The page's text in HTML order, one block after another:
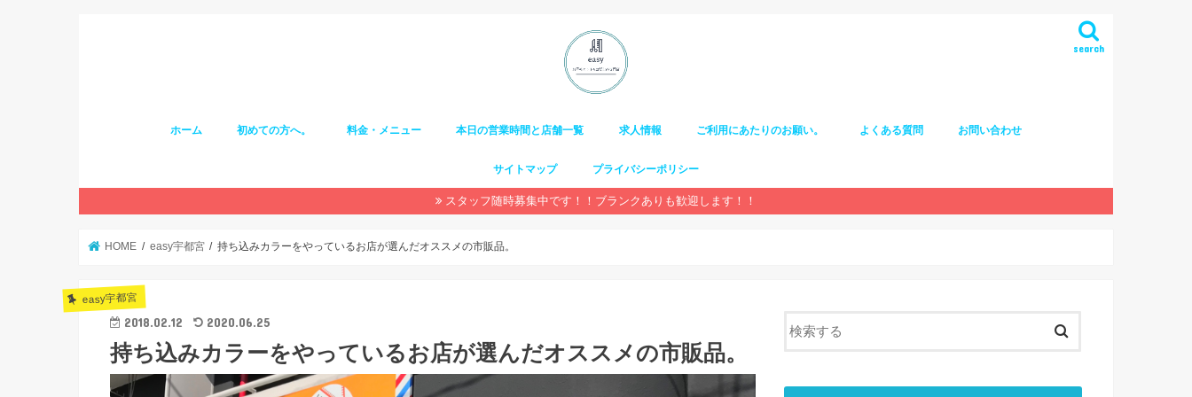
search
ホーム 初めての方へ。 料金・メニュー 本日の営業時間と店舗一覧 求人情報 ご利用にあたりのお願い。 よくある質問 お問い合わせ
サイトマップ プライバシーポリシー
スタッフ随時募集中です！！ブランクありも歓迎します！！
HOME easy宇都宮 持ち込みカラーをやっているお店が選んだオススメの市販品。
easy宇都宮
2018.02.12 2020.06.25
持ち込みカラーをやっているお店が選んだオススメの市販品。